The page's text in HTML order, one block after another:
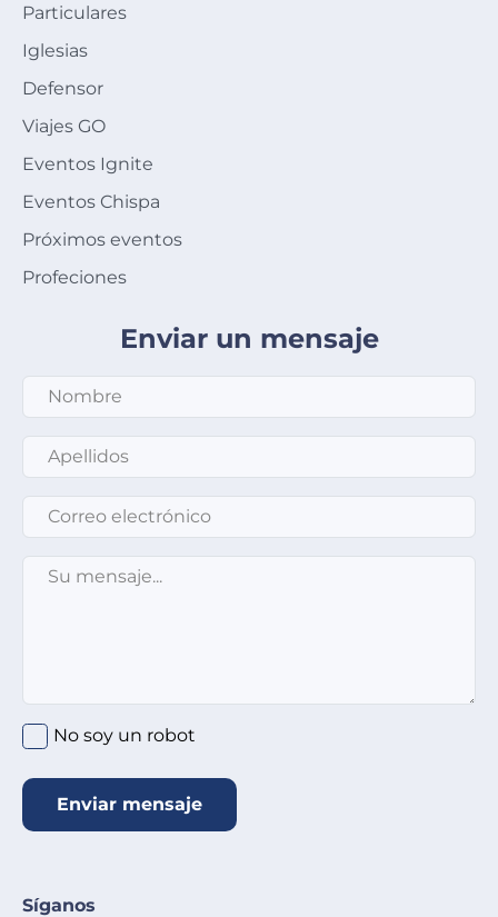
Particulares
Iglesias
Defensor
Viajes GO
Eventos Ignite
Eventos Chispa
Próximos eventos
Profeciones
Enviar un mensaje
Apellidos
Correo electrónico
Su mensaje
No soy un robot
Enviar mensaje
Síganos